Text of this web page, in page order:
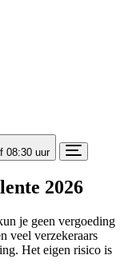
08:30 uur
2026
je geen vergoeding
veel verzekeraars
Het eigen risico is